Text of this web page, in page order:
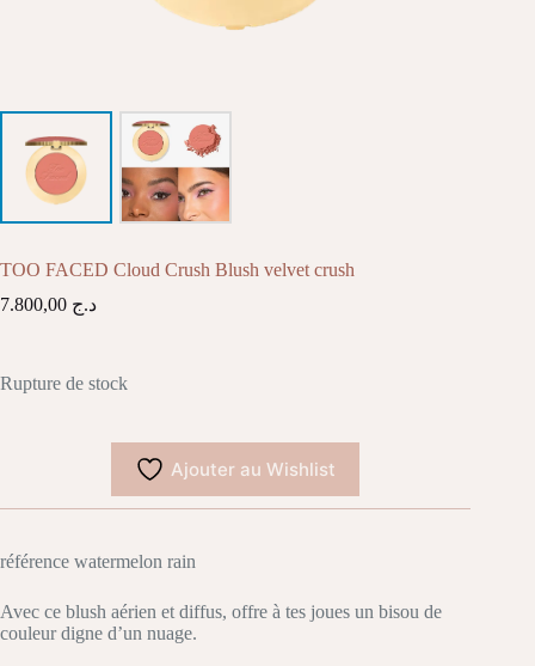
TOO FACED Cloud Crush Blush velvet crush
د.ج
Rupture de stock
Ajouter au Wishlist
référence watermelon rain
Avec ce blush aérien et diffus, offre à tes joues un bisou de
couleur digne d’un nuage.